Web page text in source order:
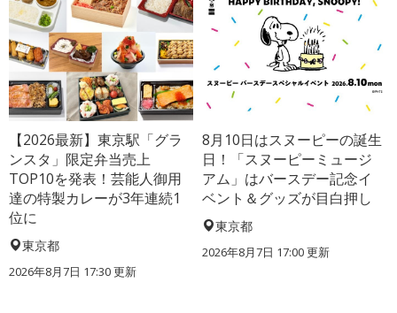
【2026最新】東京駅「グラ
ンスタ」限定弁当売上
TOP10を発表！芸能人御用
達の特製カレーが3年連続1
位に
東京都
2026年8月7日 17:30更新
8月10日はスヌーピーの誕生
日！「スヌーピーミュージ
アム」はバースデー記念イ
ベント＆グッズが目白押し
東京都
2026年8月7日 17:00更新